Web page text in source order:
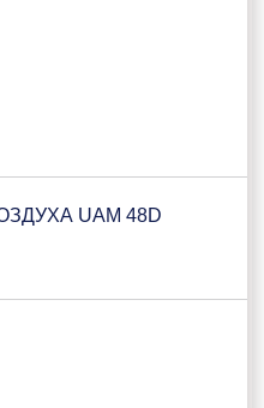
UAM 48D